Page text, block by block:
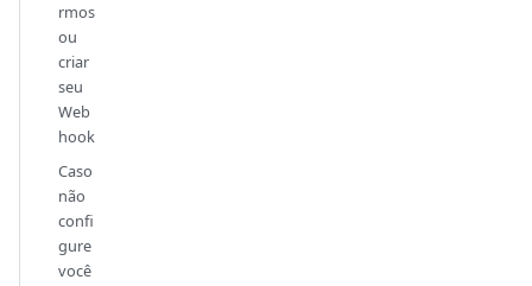
rmos
ou
criar
seu
Web
hook
Caso
não
confi
gure
você